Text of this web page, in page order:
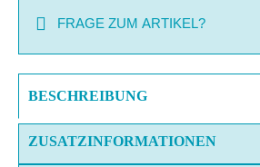
FRAGE ZUM ARTIKEL?
BESCHREIBUNG
ZUSATZINFORMATIONEN